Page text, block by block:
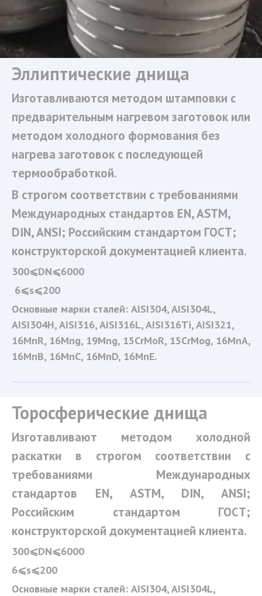
Эллиптические днища
Изготавливаются методом штамповки с
предварительным нагревом заготовок или
методом холодного формования без
нагрева заготовок с последующей
термообработкой.
В строгом соответствии с требованиями
Международных стандартов EN, ASTM,
DIN, ANSI; Российским стандартом ГОСТ;
конструкторской документацией клиента.
300⩽DN⩽6000
6⩽s⩽200
Основные марки сталей: AISI304, AISI304L,
AISI304H, AISI316, AISI316L, AISI316Ti, AISI321,
16MnR, 16Mng, 19Mng, 15CrMoR, 15CrMog, 16MnA,
16MnB, 16MnC, 16MnD, 16MnE.
Торосферические днища
Изготавливают методом холодной
раскатки в строгом соответствии с
требованиями Международных
стандартов EN, ASTM, DIN, ANSI;
Российским стандартом ГОСТ;
конструкторской документацией клиента.
300⩽DN⩽6000
6⩽s⩽200
Основные марки сталей: AISI304, AISI304L,